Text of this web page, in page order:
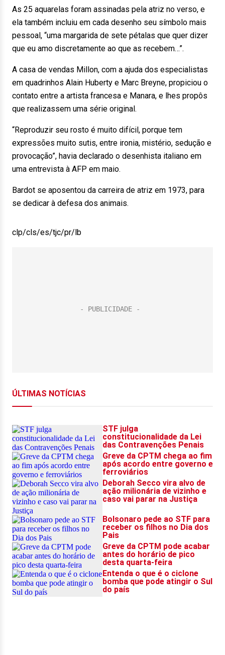
As 25 aquarelas foram assinadas pela atriz no verso, e
ela também incluiu em cada desenho seu símbolo mais
pessoal, “uma margarida de sete pétalas que quer dizer
que eu amo discretamente ao que as recebem…”.
A casa de vendas Millon, com a ajuda dos especialistas
em quadrinhos Alain Huberty e Marc Breyne, propiciou o
contato entre a artista francesa e Manara, e lhes propôs
que realizassem uma série original.
“Reproduzir seu rosto é muito difícil, porque tem
expressões muito sutis, entre ironia, mistério, sedução e
provocação”, havia declarado o desenhista italiano em
uma entrevista à AFP em maio.
Bardot se aposentou da carreira de atriz em 1973, para
se dedicar à defesa dos animais.
clp/cls/es/tjc/pr/lb